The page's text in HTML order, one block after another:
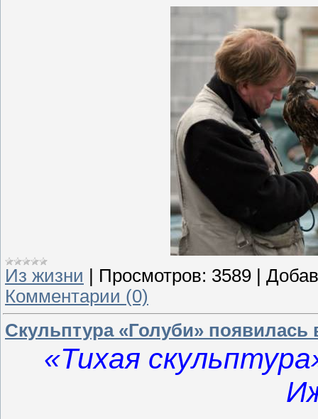
Из жизни Просмотров: 3589
Комментарии (0)
Скульптура «Голуби» появилась
«Тихая